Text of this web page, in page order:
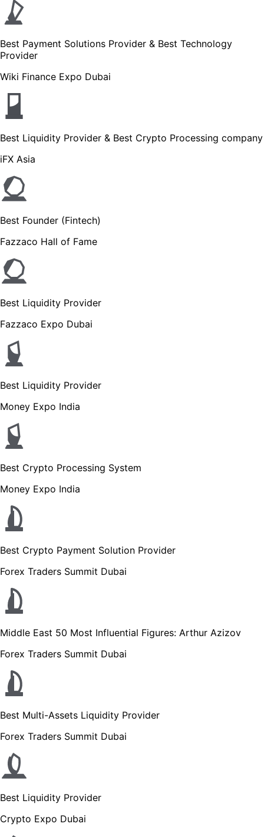
Best Payment Solutions Provider & Best Technology
Provider
Wiki Finance Expo Dubai
Best Liquidity Provider & Best Crypto Processing company
iFX Asia
Best Founder (Fintech)
Fazzaco Hall of Fame
Best Liquidity Provider
Fazzaco Expo Dubai
Best Liquidity Provider
Money Expo India
Best Crypto Processing System
Money Expo India
Best Crypto Payment Solution Provider
Forex Traders Summit Dubai
Middle East 50 Most Influential Figures: Arthur Azizov
Forex Traders Summit Dubai
Best Multi-Assets Liquidity Provider
Forex Traders Summit Dubai
Best Liquidity Provider
Crypto Expo Dubai